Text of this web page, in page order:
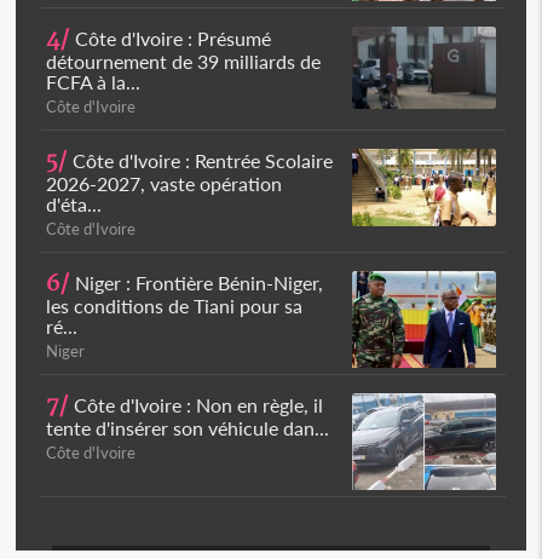
4/ Côte d'Ivoire : Présumé
détournement de 39 milliards de
FCFA à la...
Côte d'Ivoire
5/ Côte d'Ivoire : Rentrée Scolaire
2026-2027, vaste opération
d'éta...
Côte d'Ivoire
6/ Niger : Frontière Bénin-Niger,
les conditions de Tiani pour sa
ré...
Niger
7/ Côte d'Ivoire : Non en règle, il
tente d'insérer son véhicule dan...
Côte d'Ivoire